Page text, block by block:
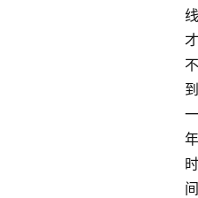
线
才
不
到
一
年
时
间